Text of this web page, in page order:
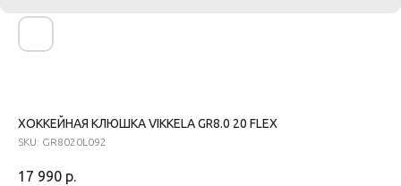
ХОККЕЙНАЯ КЛЮШКА VIKKELA GR8.0 20 FLEX
SKU: GR8020L092
17 990 р.